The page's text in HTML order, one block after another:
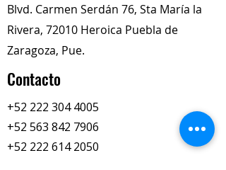
del compresor, evitando fugas de
fluidos (aceite, refrigerante) o
pérdida de presión de aire
Blvd. Carmen Serdán 76, Sta María la
Rivera, 72010 Heroica Puebla de
Zaragoza, Pue.
Contacto
+52 222 304 4005
+52 563 842 7906
+52 222 614 2050